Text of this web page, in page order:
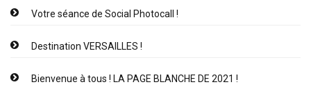
Votre séance de Social Photocall !
Destination VERSAILLES !
Bienvenue à tous ! LA PAGE BLANCHE DE 2021 !